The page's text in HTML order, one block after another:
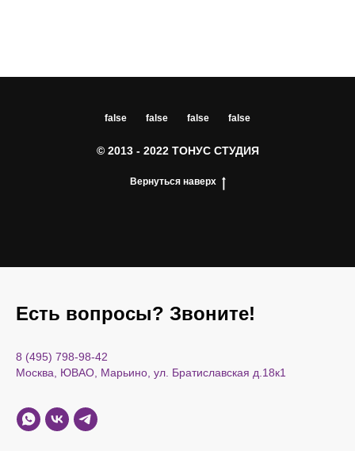
false false false false
© 2013 - 2022 ТОНУС СТУДИЯ
Вернуться наверх
Есть вопросы? Звоните!
8 (495) 798-98-42
Москва, ЮВАО, Марьино, ул. Братиславская д.18к1